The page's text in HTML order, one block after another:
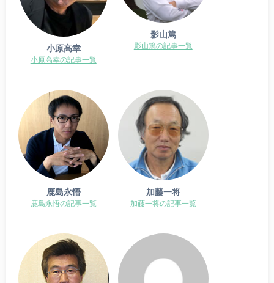
小原高幸
小原高幸の記事一覧
影山篤
影山篤の記事一覧
鹿島永悟
鹿島永悟の記事一覧
加藤一将
加藤一将の記事一覧